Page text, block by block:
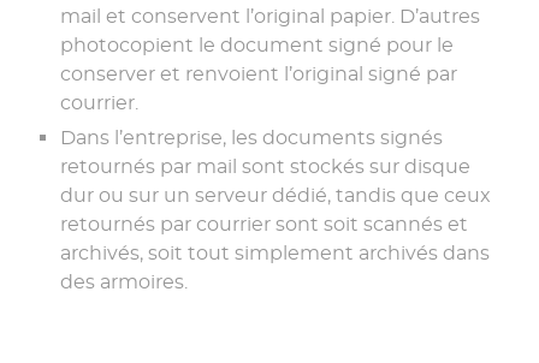
mail et conservent l’original papier. D’autres
photocopient le document signé pour le
conserver et renvoient l’original signé par
courrier.
Dans l’entreprise, les documents signés
retournés par mail sont stockés sur disque
dur ou sur un serveur dédié, tandis que ceux
retournés par courrier sont soit scannés et
archivés, soit tout simplement archivés dans
des armoires.